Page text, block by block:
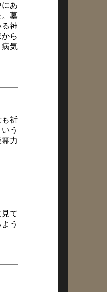
あ
墓
神
ら
病気
も祈
う
力
て
う